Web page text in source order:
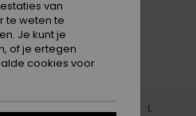
L
van
te weten te
Je kunt je
of je ertegen
cookies voor